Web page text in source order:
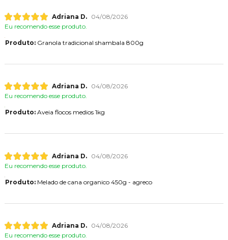
Adriana D.
04/08/2026
Eu recomendo esse produto.
Produto:Granola tradicional shambala 800g
Adriana D.
04/08/2026
Eu recomendo esse produto.
Produto:Aveia flocos medios 1kg
Adriana D.
04/08/2026
Eu recomendo esse produto.
Produto:Melado de cana organico 450g - agreco
Adriana D.
04/08/2026
Eu recomendo esse produto.